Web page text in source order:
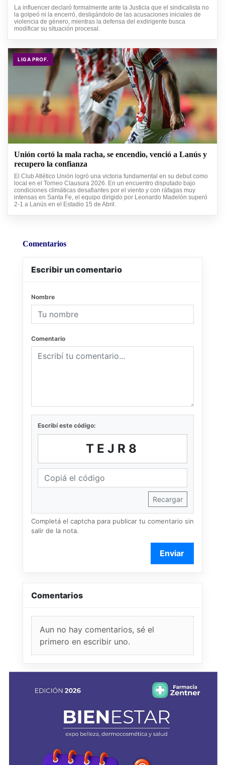
La influencer declaró formalmente ante la Justicia que el sindicalista no
la golpeó ni la encerró, desligándolo de las acusaciones iniciales de
violencia de género, mientras la defensa del exdirigente busca
modificar su situación procesal.
LIGA PROF.
Unión cortó la mala racha, se encendio, venció a Lanús y
recupero la confianza
El Club Atlético Unión logró una victoria fundamental en su debut como
local en el Torneo Clausura 2026. En un encuentro disputado bajo
condiciones climáticas desafiantes por el viento y con ráfagas muy
intensas en Santa Fe, el equipo dirigido por Leonardo Madelón superó
2-1 a Lanús en el Estadio 15 de Abril.
Comentarios
Escribir un comentario
Nombre
Comentario
Escribí este código:
TEJR8
Recargar
Completá el captcha para publicar tu comentario sin
salir de la nota.
Enviar
Comentarios
Aun no hay comentarios, sé el
primero en escribir uno.